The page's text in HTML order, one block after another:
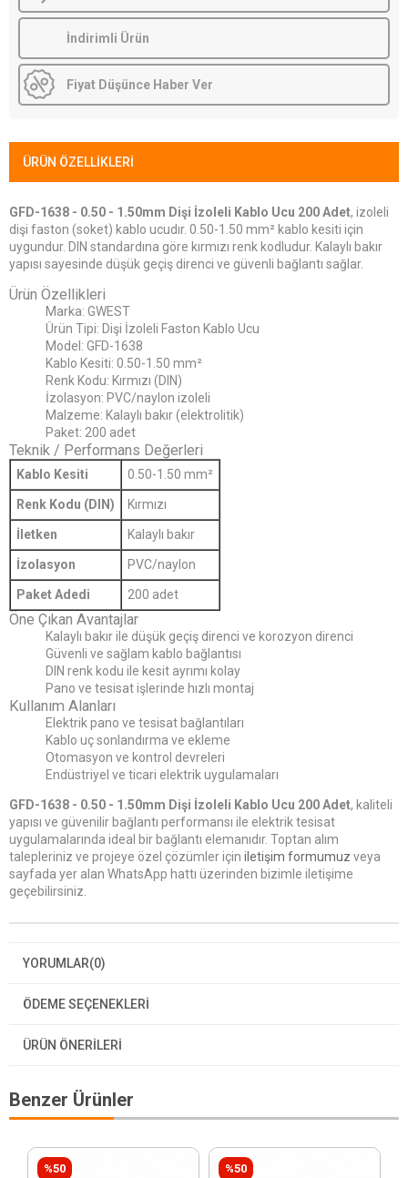
İndirimli Ürün
Fiyat Düşünce Haber Ver
ÜRÜN ÖZELLIKLERI
GFD-1638 - 0.50 - 1.50mm Dişi İzoleli Kablo Ucu 200 Adet, izoleli
dişi faston (soket) kablo ucudır. 0.50-1.50 mm² kablo kesiti için
uygundur. DIN standardına göre kırmızı renk kodludur. Kalaylı bakır
yapısı sayesinde düşük geçiş direnci ve güvenli bağlantı sağlar.
Ürün Özellikleri
Marka: GWEST
Ürün Tipi: Dişi İzoleli Faston Kablo Ucu
Model: GFD-1638
Kablo Kesiti: 0.50-1.50 mm²
Renk Kodu: Kırmızı (DIN)
İzolasyon: PVC/naylon izoleli
Malzeme: Kalaylı bakır (elektrolitik)
Paket: 200 adet
Teknik / Performans Değerleri
Kablo Kesiti 0.50-1.50 mm²
Renk Kodu (DIN) Kırmızı
İletken Kalaylı bakır
İzolasyon PVC/naylon
Paket Adedi 200 adet
Öne Çıkan Avantajlar
Kalaylı bakır ile düşük geçiş direnci ve korozyon direnci
Güvenli ve sağlam kablo bağlantısı
DIN renk kodu ile kesit ayrımı kolay
Pano ve tesisat işlerinde hızlı montaj
Kullanım Alanları
Elektrik pano ve tesisat bağlantıları
Kablo uç sonlandırma ve ekleme
Otomasyon ve kontrol devreleri
Endüstriyel ve ticari elektrik uygulamaları
GFD-1638 - 0.50 - 1.50mm Dişi İzoleli Kablo Ucu 200 Adet, kaliteli
yapısı ve güvenilir bağlantı performansı ile elektrik tesisat
uygulamalarında ideal bir bağlantı elemanıdır. Toptan alım
talepleriniz ve projeye özel çözümler için iletişim formumuz veya
sayfada yer alan WhatsApp hattı üzerinden bizimle iletişime
geçebilirsiniz.
YORUMLAR(0)
ÖDEME SEÇENEKLERI
ÜRÜN ÖNERILERI
Benzer Ürünler
%50 %50